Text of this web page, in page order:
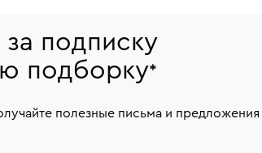
подписку
подборку*
полезные письма и предложения